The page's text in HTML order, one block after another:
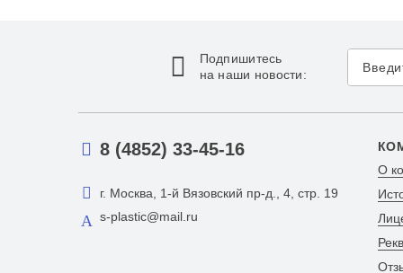
Подпишитесь
на наши новости:
8 (4852) 33-45-16
г. Москва, 1-й Вязовский пр-д., 4, стр. 19
s-plastic@mail.ru
О